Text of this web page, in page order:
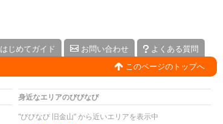
はじめてガイド お問い合わせ
よくある質問
このページのトップへ
身近なエリアのびびなび
"びびなび 旧金山" から近いエリアを表示中